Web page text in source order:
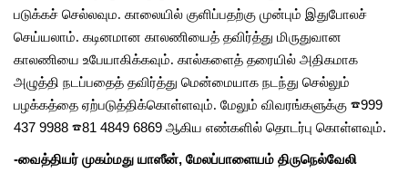
படுக்கச் செல்லவும. காலையில் குளிப்பதற்கு முன்பும் இதுபோலச்
செய்யலாம். கடினமான காலணியைத் தவிர்த்து மிருதுவான
காலணியை உபேயாகிக்கவும். கால்களைத் தரையில் அதிகமாக
அழுத்தி நடப்பதைத் தவிர்த்து மென்மையாக நடந்து செல்லும்
பழக்கத்தை ஏற்படுத்திக்கொள்ளவும். மேலும் விவரங்களுக்கு ☎999
437 9988 ☎81 4849 6869 ஆகிய எண்களில் தொடர்பு கொள்ளவும்.
-வைத்தியர் முகம்மது யாஸீன், மேலப்பாளையம் திருநெல்வேலி